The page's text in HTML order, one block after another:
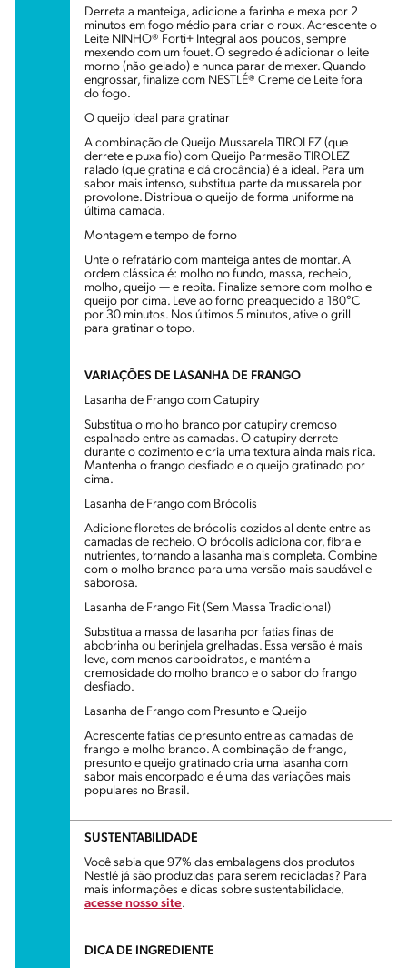
Derreta a manteiga, adicione a farinha e mexa por 2
minutos em fogo médio para criar o roux. Acrescente o
Leite NINHO® Forti+ Integral aos poucos, sempre
mexendo com um fouet. O segredo é adicionar o leite
morno (não gelado) e nunca parar de mexer. Quando
engrossar, finalize com NESTLÉ® Creme de Leite fora
do fogo.
O queijo ideal para gratinar
A combinação de Queijo Mussarela TIROLEZ (que
derrete e puxa fio) com Queijo Parmesão TIROLEZ
ralado (que gratina e dá crocância) é a ideal. Para um
sabor mais intenso, substitua parte da mussarela por
provolone. Distribua o queijo de forma uniforme na
última camada.
Montagem e tempo de forno
Unte o refratário com manteiga antes de montar. A
ordem clássica é: molho no fundo, massa, recheio,
molho, queijo — e repita. Finalize sempre com molho e
queijo por cima. Leve ao forno preaquecido a 180°C
por 30 minutos. Nos últimos 5 minutos, ative o grill
para gratinar o topo.
VARIAÇÕES DE LASANHA DE FRANGO
Lasanha de Frango com Catupiry
Substitua o molho branco por catupiry cremoso
espalhado entre as camadas. O catupiry derrete
durante o cozimento e cria uma textura ainda mais rica.
Mantenha o frango desfiado e o queijo gratinado por
cima.
Lasanha de Frango com Brócolis
Adicione floretes de brócolis cozidos al dente entre as
camadas de recheio. O brócolis adiciona cor, fibra e
nutrientes, tornando a lasanha mais completa. Combine
com o molho branco para uma versão mais saudável e
saborosa.
Lasanha de Frango Fit (Sem Massa Tradicional)
Substitua a massa de lasanha por fatias finas de
abobrinha ou berinjela grelhadas. Essa versão é mais
leve, com menos carboidratos, e mantém a
cremosidade do molho branco e o sabor do frango
desfiado.
Lasanha de Frango com Presunto e Queijo
Acrescente fatias de presunto entre as camadas de
frango e molho branco. A combinação de frango,
presunto e queijo gratinado cria uma lasanha com
sabor mais encorpado e é uma das variações mais
populares no Brasil.
SUSTENTABILIDADE
Você sabia que 97% das embalagens dos produtos
Nestlé já são produzidas para serem recicladas? Para
mais informações e dicas sobre sustentabilidade,
acesse nosso site.
DICA DE INGREDIENTE